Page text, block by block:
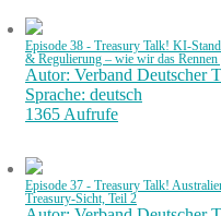
Episode 38 - Treasury Talk! KI-
& Regulierung – wie wir das Rennen
Autor: Verband Deutscher
Sprache: deutsch
1365 Aufrufe
Episode 37 - Treasury Talk!
Treasury-Sicht, Teil 2